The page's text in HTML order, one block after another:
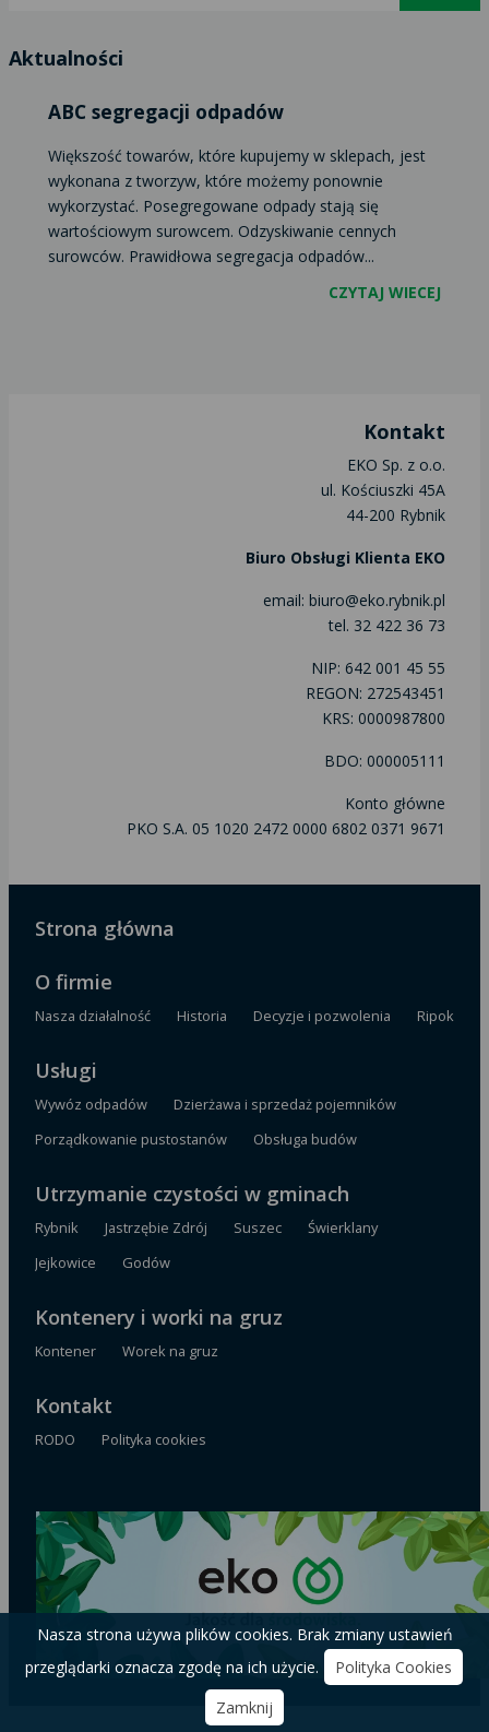
Nasza strona używa plików cookies. Brak zmiany ustawień
przeglądarki oznacza zgodę na ich użycie.
Polityka Cookies
Zamknij
Aktualności
ABC segregacji odpadów
Większość towarów, które kupujemy w sklepach, jest
wykonana z tworzyw, które możemy ponownie
wykorzystać. Posegregowane odpady stają się
wartościowym surowcem. Odzyskiwanie cennych
surowców. Prawidłowa segregacja odpadów...
CZYTAJ WIECEJ
Strona główna
O firmie
Nasza działalność Historia Decyzje i pozwolenia Ripok
Usługi
Wywóz odpadów
Dzierżawa i sprzedaż pojemników
Porządkowanie pustostanów
Obsługa budów
Utrzymanie czystości w gminach
Rybnik Jastrzębie Zdrój Suszec
Świerklany
Jejkowice
Godów
Kontenery i worki na gruz
Kontener Worek na gruz
Kontakt
RODO Polityka cookies
Kontakt
EKO Sp. z o.o.
ul. Kościuszki 45A
44-200 Rybnik
Biuro Obsługi Klienta EKO
email: biuro@eko.rybnik.pl
tel. 32 422 36 73
NIP: 642 001 45 55
REGON: 272543451
KRS: 0000987800
BDO: 000005111
Konto główne
PKO S.A. 05 1020 2472 0000 6802 0371 9671